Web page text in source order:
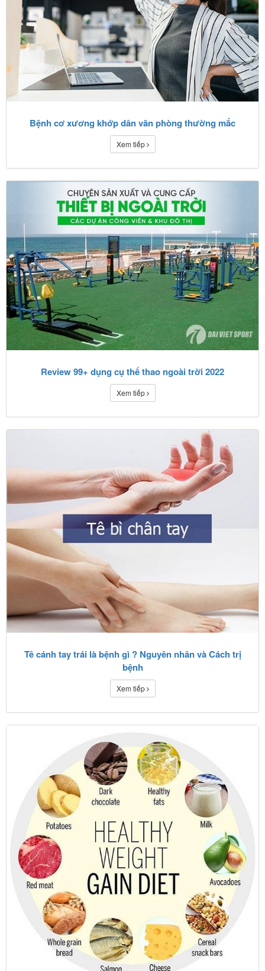
Bệnh cơ xương khớp dân văn phòng thường mắc
Xem tiếp
Review 99+ dụng cụ thể thao ngoài trời 2022
Xem tiếp
Tê cánh tay trái là bệnh gì ? Nguyên nhân và Cách trị
bệnh
Xem tiếp